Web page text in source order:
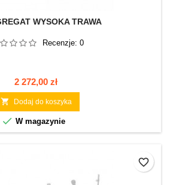
WYSOKA TRAWA
Recenzje: 0
Cena
2 272,00 zł
 Dodaj do koszyka
 W magazynie
favorite_border